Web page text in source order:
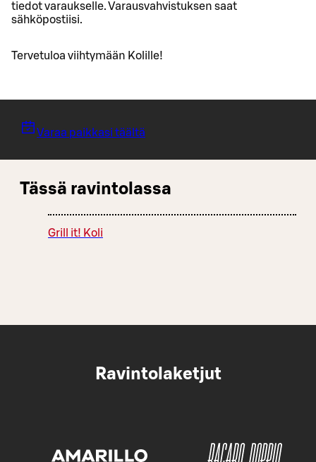
tiedot varaukselle. Varausvahvistuksen saat
sähköpostiisi.
Tervetuloa viihtymään Kolille!
Varaa paikkasi täältä
Tässä ravintolassa
Grill it! Koli
Ravintolaketjut